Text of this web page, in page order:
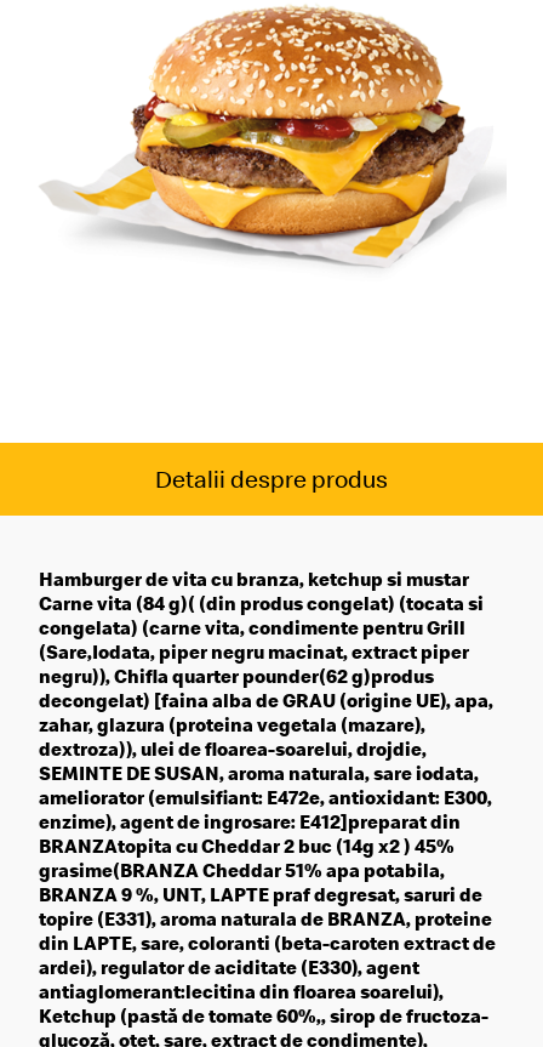
Detalii despre produs
Hamburger de vita cu branza, ketchup si mustar
Carne vita (84 g)( (din produs congelat) (tocata si
congelata) (carne vita, condimente pentru Grill
(Sare,Iodata, piper negru macinat, extract piper
negru)), Chifla quarter pounder(62 g)produs
decongelat) [faina alba de GRAU (origine UE), apa,
zahar, glazura (proteina vegetala (mazare),
dextroza)), ulei de floarea-soarelui, drojdie,
SEMINTE DE SUSAN, aroma naturala, sare iodata,
ameliorator (emulsifiant: E472e, antioxidant: E300,
enzime), agent de ingrosare: E412]preparat din
BRANZAtopita cu Cheddar 2 buc (14g x2 ) 45%
grasime(BRANZA Cheddar 51% apa potabila,
BRANZA 9 %, UNT, LAPTE praf degresat, saruri de
topire (E331), aroma naturala de BRANZA, proteine
din LAPTE, sare, coloranti (beta-caroten extract de
ardei), regulator de aciditate (E330), agent
antiaglomerant:lecitina din floarea soarelui),
Ketchup (pastă de tomate 60%,, sirop de fructoza-
glucoză, oțet, sare, extract de condimente),